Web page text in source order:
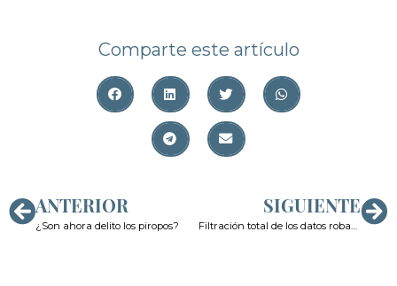
Comparte este artículo
ANTERIOR
¿Son ahora delito los piropos?
SIGUIENTE
Filtración total de los datos robados en el Hospital Clínic de Barcelona